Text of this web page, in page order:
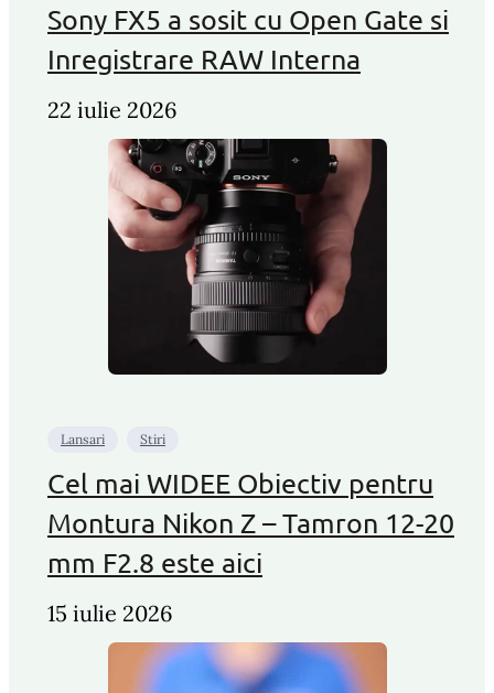
Sony FX5 a sosit cu Open Gate si
Inregistrare RAW Interna
22 iulie 2026
Lansari Stiri
Cel mai WIDEE Obiectiv pentru
Montura Nikon Z – Tamron 12-20
mm F2.8 este aici
15 iulie 2026